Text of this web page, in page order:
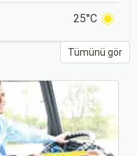
25°C
Tümünü gör